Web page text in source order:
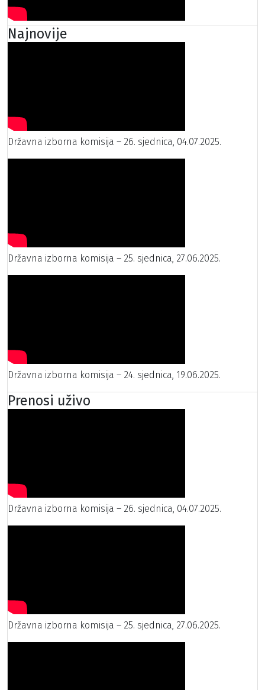
Najnovije
Državna izborna komisija – 26. sjednica, 04.07.2025.
Državna izborna komisija – 25. sjednica, 27.06.2025.
Državna izborna komisija – 24. sjednica, 19.06.2025.
Prenosi uživo
Državna izborna komisija – 26. sjednica, 04.07.2025.
Državna izborna komisija – 25. sjednica, 27.06.2025.